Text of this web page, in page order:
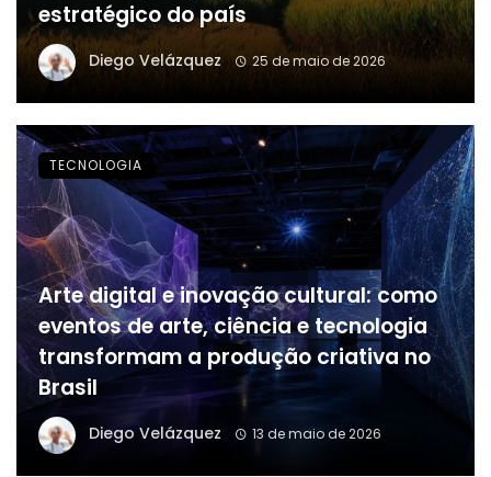
estratégico do país
Diego Velázquez 25 de maio de 2026
Arte digital e inovação cultural: como
eventos de arte, ciência e tecnologia
transformam a produção criativa no
Brasil
Diego Velázquez 13 de maio de 2026
TECNOLOGIA